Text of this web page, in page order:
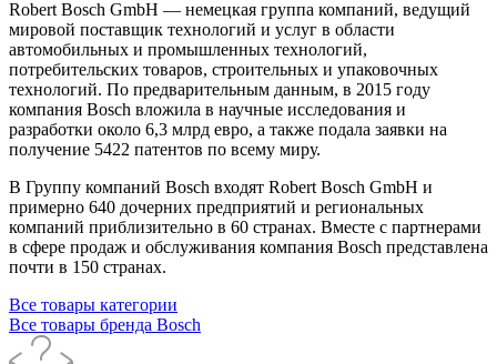
Robert Bosch GmbH — немецкая группа компаний, ведущий
мировой поставщик технологий и услуг в области
автомобильных и промышленных технологий,
потребительских товаров, строительных и упаковочных
технологий. По предварительным данным, в 2015 году
компания Bosch вложила в научные исследования и
разработки около 6,3 млрд евро, а также подала заявки на
получение 5422 патентов по всему миру.
В Группу компаний Bosch входят Robert Bosch GmbH и
примерно 640 дочерних предприятий и региональных
компаний приблизительно в 60 странах. Вместе с партнерами
в сфере продаж и обслуживания компания Bosch представлена
почти в 150 странах.
Все товары категории
Все товары бренда Bosch